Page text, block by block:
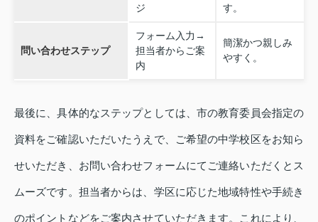
ジ
す。
問い合わせステップ
フォーム入力→
担当者からご案
内
簡潔かつ親しみ
やすく。
最後に、具体的なステップとしては、市の教育委員会指定の
資料をご確認いただいたうえで、ご希望の中学校区をお知ら
せいただき、お問い合わせフォームにてご連絡いただくとス
ムーズです。担当者からは、学区に応じた地域特性や手続き
のポイントなどをご案内させていただきます。これにより、